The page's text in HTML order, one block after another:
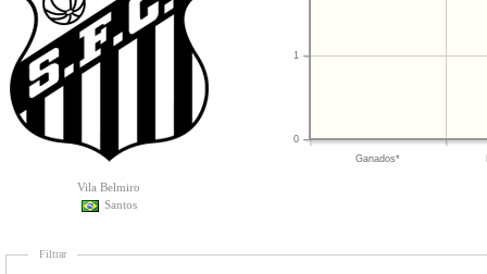
Vila Belmiro
Santos
Ganados*
0
1
Filtrar